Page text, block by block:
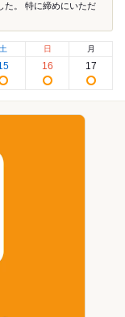
た。 特に締めにいただ
土 日
16
月
17